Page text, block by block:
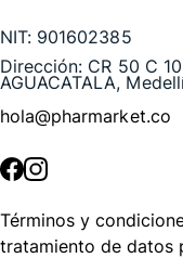
NIT: 901602385
Dirección: CR 50 C
AGUACATALA,
hola@pharmarket.co
Términos y
tratamiento de datos